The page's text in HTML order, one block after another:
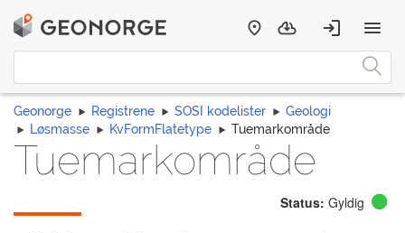
Geonorge Registrene SOSI kodelister
Geologi
Løsmasse
KvFormFlatetype Tuemarkområde
Tuemarkområde
Status: Gyldig